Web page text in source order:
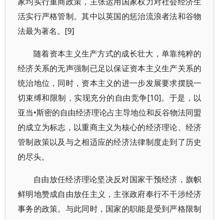
活实行严格管制。其中以英国的惩治流浪者法和谷物
法最为著名。[9]
随着资本主义生产方式的成长壮大，单靠纯粹的
经济关系的无声强制已足以保证资本主义生产关系的
统治地位，同时，资本主义的进一步发展要求摆脱一
切束缚和限制，实现充分的自由竞争[10]。于是，以
亚当•斯密的自由经济理论占主导地位和反谷物法同盟
的成立为标志，以重商主义为核心的经济理论、经济
管制政策以及与之相适应的经济法律制度走到了历史
的尽头。
自由放任经济理论坚决反对国家干预经济，旗帜
鲜明地赞成自由放任主义，主张政府奉行不干涉经济
事务的政策。与此同时，国家的职能是受到严格限制